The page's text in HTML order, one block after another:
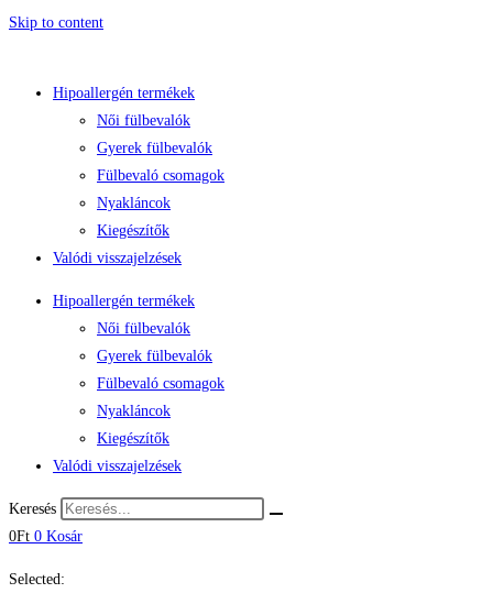
Skip to content
Hipoallergén termékek
Női fülbevalók
Gyerek fülbevalók
Fülbevaló csomagok
Nyakláncok
Kiegészítők
Valódi visszajelzések
Hipoallergén termékek
Női fülbevalók
Gyerek fülbevalók
Fülbevaló csomagok
Nyakláncok
Kiegészítők
Valódi visszajelzések
Keresés
0Ft 0 Kosár
Selected: